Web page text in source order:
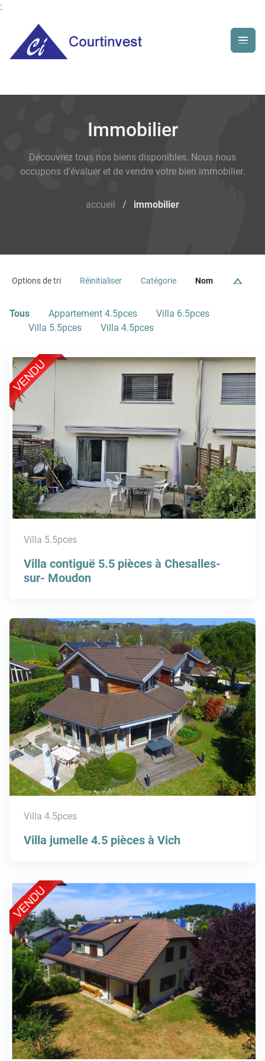
:
Immobilier
Découvrez tous nos biens disponibles. Nous nous
occupons d'évaluer et de vendre votre bien immobilier.
accueil / immobilier
Options de tri Réinitialiser Catégorie Nom
Tous Appartement 4.5pces
Villa 6.5pces
Villa 5.5pces
Villa 4.5pces
Villa 5.5pces
Villa contiguë 5.5 pièces à Chesalles-
sur- Moudon
Villa 4.5pces
Villa jumelle 4.5 pièces à Vich